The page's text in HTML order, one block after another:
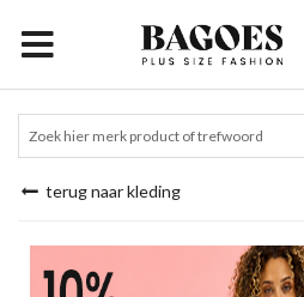
terug naar kleding